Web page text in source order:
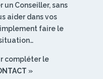
un Conseiller, sans
aider dans vos
faire le
compléter le
»